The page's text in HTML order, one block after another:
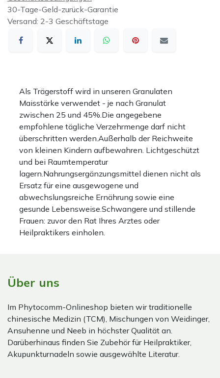
30-Tage-Geld-zurück-Garantie
Versand: 2-3 Geschäftstage
Als Trägerstoff wird in unseren Granulaten
Maisstärke verwendet - je nach Granulat
zwischen 25 und 45%.Die angegebene
empfohlene tägliche Verzehrmenge darf nicht
überschritten werden.Außerhalb der Reichweite
von kleinen Kindern aufbewahren. Lichtgeschützt
und bei Raumtemperatur
lagern.Nahrungsergänzungsmittel dienen nicht als
Ersatz für eine ausgewogene und
abwechslungsreiche Ernährung sowie eine
gesunde Lebensweise.Schwangere und stillende
Frauen: zuvor den Rat Ihres Arztes oder
Heilpraktikers einholen.
Über uns
Im Phytocomm-Onlineshop bieten wir traditionelle
chinesische Medizin (TCM), Mischungen von Weidinger,
Ansuhenne und Neeb in höchster Qualität an.
Darüberhinaus finden Sie Zubehör für Heilpraktiker,
Akupunkturnadeln sowie ausgewählte Literatur.